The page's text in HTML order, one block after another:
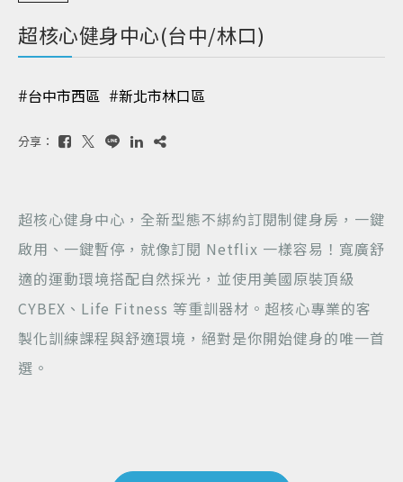
超核心健身中心(台中/林口)
#台中市西區 #新北市林口區
分享：
超核心健身中心，全新型態不綁約訂閱制健身房，一鍵
啟用、一鍵暫停，就像訂閱 Netflix 一樣容易！寬廣舒
適的運動環境搭配自然採光，並使用美國原裝頂級
CYBEX、Life Fitness 等重訓器材。超核心專業的客
製化訓練課程與舒適環境，絕對是你開始健身的唯一首
選。